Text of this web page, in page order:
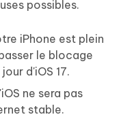
possibles.
iPhone est plein
le blocage
d'iOS 17.
ne sera pas
stable.